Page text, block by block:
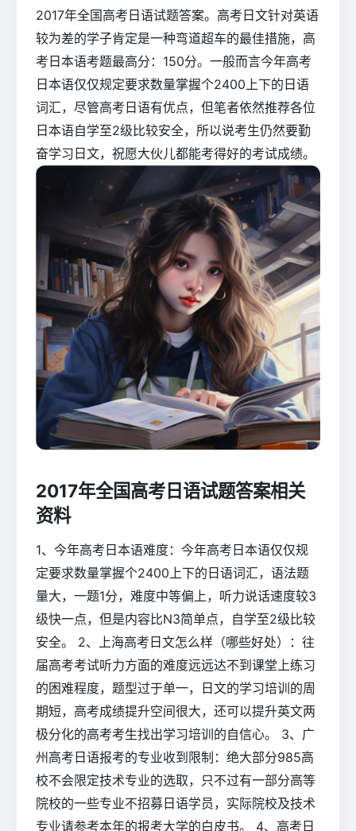
2017年全国高考日语试题答案。高考日文针对英语
较为差的学子肯定是一种弯道超车的最佳措施，高
考日本语考题最高分：150分。一般而言今年高考
日本语仅仅规定要求数量掌握个2400上下的日语
词汇，尽管高考日语有优点，但笔者依然推荐各位
日本语自学至2级比较安全，所以说考生仍然要勤
奋学习日文，祝愿大伙儿都能考得好的考试成绩。
2017年全国高考日语试题答案相关
资料
1、今年高考日本语难度：今年高考日本语仅仅规
定要求数量掌握个2400上下的日语词汇，语法题
量大，一题1分，难度中等偏上，听力说话速度较3
级快一点，但是内容比N3简单点，自学至2级比较
安全。 2、上海高考日文怎么样（哪些好处）：往
届高考考试听力方面的难度远远达不到课堂上练习
的困难程度，题型过于单一，日文的学习培训的周
期短，高考成绩提升空间很大，还可以提升英文两
极分化的高考考生找出学习培训的自信心。 3、广
州高考日语报考的专业收到限制：绝大部分985高
校不会限定技术专业的选取，只不过有一部分高等
院校的一些专业不招募日语学员，实际院校及技术
专业请参考本年的报考大学的白皮书。 4、高考日